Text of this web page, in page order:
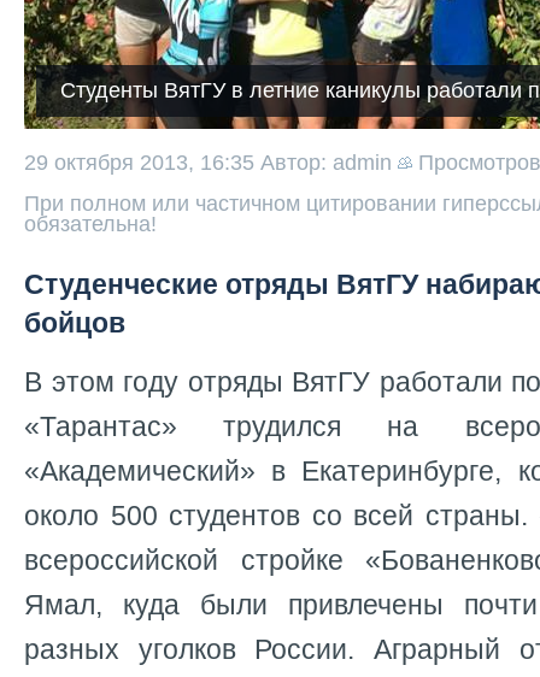
Студенты ВятГУ в летние каникулы работали
29 октября 2013, 16:35 Автор: admin
При полном или частичном цитировании
обязательна!
Студенческие отряды ВятГУ
бойцов
В этом году отряды ВятГУ работали
«Тарантас» трудился на
«Академический» в Екатеринбурге,
около 500 студентов со всей
всероссийской стройке
Ямал, куда были привлечены
разных уголков России. Аграрный